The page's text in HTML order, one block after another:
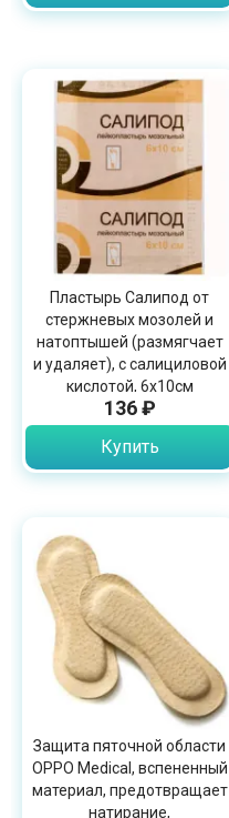
Пластырь Салипод от
стержневых мозолей и
натоптышей (размягчает
и удаляет), с салициловой
кислотой, 6х10см
136 ₽
Купить
Защита пяточной области
OPPO Medical, вспененный
материал, предотвращает
натирание,